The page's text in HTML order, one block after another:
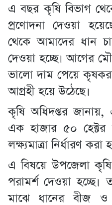
এ বছর কৃষি বিভাগ
প্রণোদনা দেওয়া
থেকে আমাদের ধান
দেওয়া হচ্ছে। আগের
ভালো দাম পেয়ে
আগ্রহী হয়ে উঠেছে।
কৃষি অধিদপ্তর
এক হাজার ৫০ হেক্টর
লক্ষ্যমাত্রা নির্ধারণ করা
এ বিষয়ে উপজেলা
পরামর্শ দেওয়া হচ্ছে।
মাঝে ধানের বীজ ও